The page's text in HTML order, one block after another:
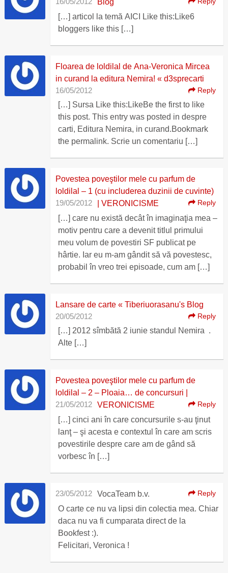
Blog
[…] articol la temă AICI Like this:Like6
bloggers like this […]
Floarea de loldilal de Ana-Veronica Mircea
in curand la editura Nemira! « d3sprecarti
16/05/2012
Reply
[…] Sursa Like this:LikeBe the first to like
this post. This entry was posted in despre
carti, Editura Nemira, in curand.Bookmark
the permalink. Scrie un comentariu […]
Povestea poveştilor mele cu parfum de
loldilal – 1 (cu includerea duzinii de cuvinte)
| VERONICISME
19/05/2012 Reply
[…] care nu există decât în imaginaţia mea –
motiv pentru care a devenit titlul primului
meu volum de povestiri SF publicat pe
hârtie. Iar eu m-am gândit să vă povestesc,
probabil în vreo trei episoade, cum am […]
Lansare de carte « Tiberiuorasanu's Blog
20/05/2012
Reply
[…] 2012 sîmbătă 2 iunie standul Nemira .
Alte […]
Povestea poveştilor mele cu parfum de
loldilal – 2 – Ploaia… de concursuri |
VERONICISME
21/05/2012 Reply
[…] cinci ani în care concursurile s-au ţinut
lanţ – şi acesta e contextul în care am scris
povestirile despre care am de gând să
vorbesc în […]
VocaTeam b.v.
23/05/2012 Reply
O carte ce nu va lipsi din colectia mea. Chiar
daca nu va fi cumparata direct de la
Bookfest :).
Felicitari, Veronica !